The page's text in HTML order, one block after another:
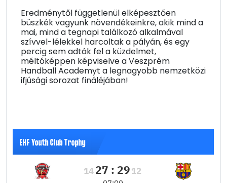
Eredménytől függetlenül elképesztően
büszkék vagyunk növendékeinkre, akik mind a
mai, mind a tegnapi találkozó alkalmával
szívvel-lélekkel harcoltak a pályán, és egy
percig sem adták fel a küzdelmet,
méltóképpen képviselve a Veszprém
Handball Academyt a legnagyobb nemzetközi
ifjúsági sorozat fináléjában!